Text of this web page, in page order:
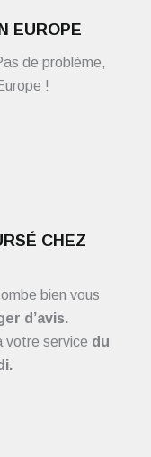
EUROPE
de problème,
!
CHEZ
bien vous
d’avis.
votre service du